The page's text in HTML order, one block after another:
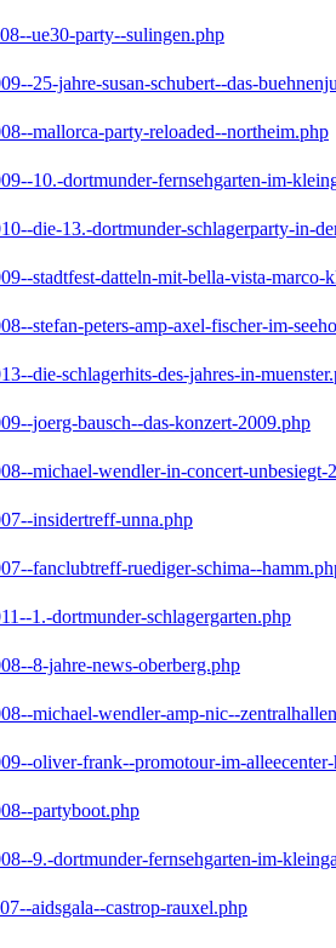
ue30-party--sulingen.php
25-jahre-susan-schubert--das-
mallorca-party-reloaded--northeim.php
10.-dortmunder-fernsehgarten-im-
die-13.-dortmunder-schlagerparty-in-
stadtfest-datteln-mit-bella-vista-marco-
stefan-peters-amp-axel-fischer-im-
die-schlagerhits-des-jahres-in-
joerg-bausch--das-konzert-2009.php
michael-wendler-in-concert-unbesiegt-
insidertreff-unna.php
fanclubtreff-ruediger-schima--
1.-dortmunder-schlagergarten.php
8-jahre-news-oberberg.php
michael-wendler-amp-nic--
oliver-frank--promotour-im-
partyboot.php
9.-dortmunder-fernsehgarten-im-
aidsgala--castrop-rauxel.php